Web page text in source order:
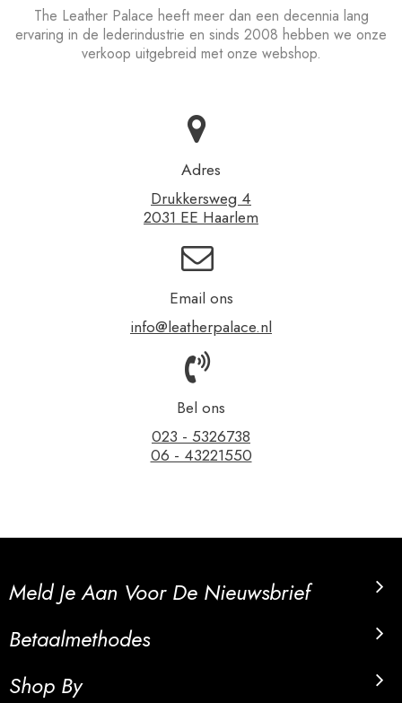
The Leather Palace heeft meer dan een decennia lang
ervaring in de lederindustrie en sinds 2008 hebben we onze
verkoop uitgebreid met onze webshop.
Adres
Drukkersweg 4
2031 EE Haarlem
Email ons
info@leatherpalace.nl
Bel ons
023 - 5326738
06 - 43221550
Meld Je Aan Voor De Nieuwsbrief
Betaalmethodes
Shop By